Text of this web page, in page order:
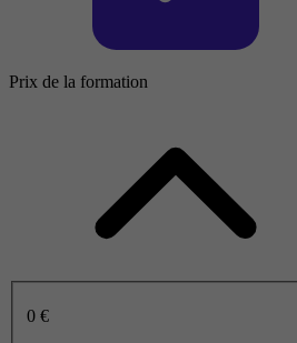
Prix de la formation
0 €